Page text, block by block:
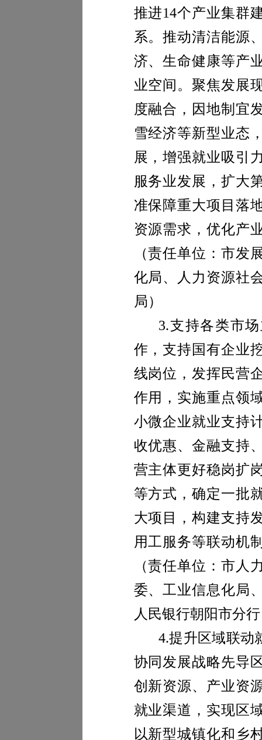
推进14个产业集群
系。推动清洁能源
济、生命健康等产
业空间。聚焦发展
度融合，因地制宜
雪经济等新型业态
展，增强就业吸引
服务业发展，扩大
准保障重大项目落
资源需求，优化产
（责任单位：市发
化局、人力资源社
局）
3.支持各类市
作，支持国有企业
线岗位， 发挥民营
作用，实施重点领
小微企业就业支持
收优惠、金融支持
营主体更好稳岗扩
等方式，确定一批
大项目，构建支持
用工服务等联动机
（责任单位：市人
委、工业信息化局
人民银行朝阳市分
4.提升区域联动
协同发展战略先导
创新资源、产业资
就业渠道，实现区
以新型城镇化和乡